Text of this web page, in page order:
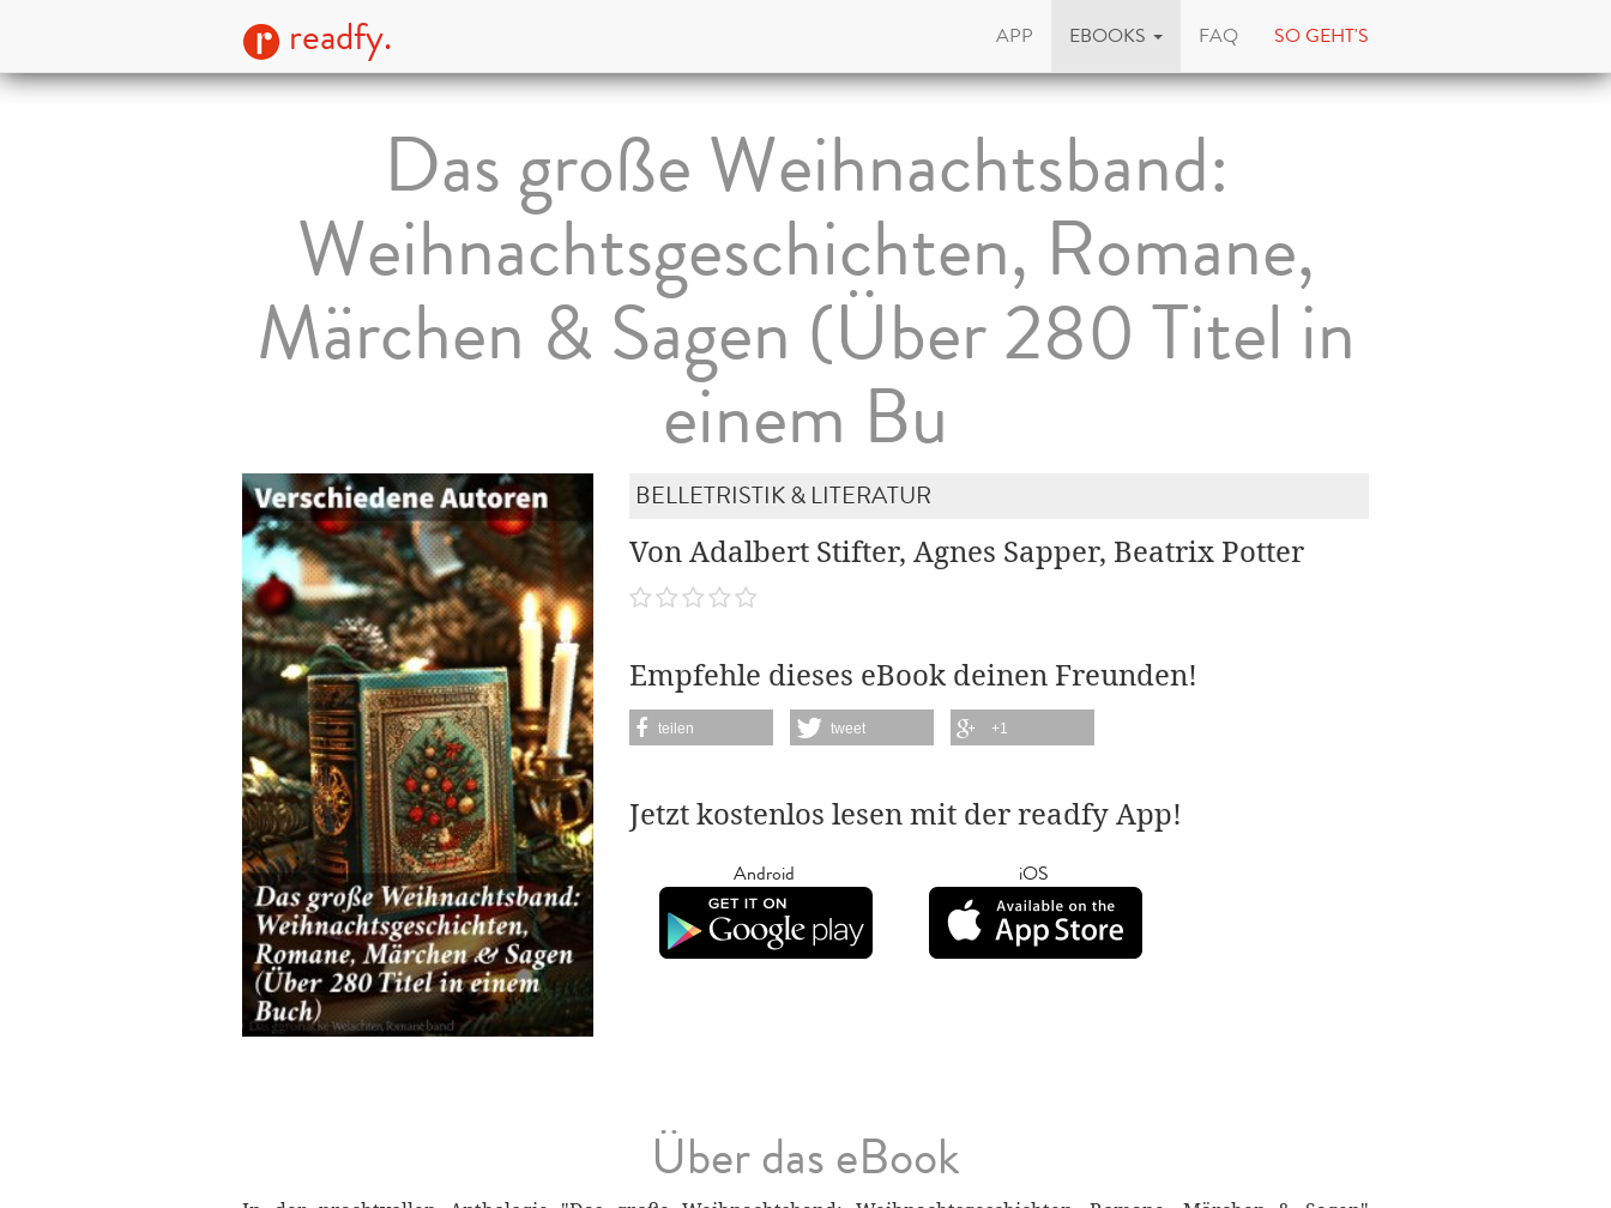
readfy. APP EBOOKS FAQ SO GEHT'S
Das große Weihnachtsband:
Weihnachtsgeschichten, Romane,
Märchen & Sagen (Über 280 Titel in
einem Bu
BELLETRISTIK & LITERATUR
Von Adalbert Stifter, Agnes Sapper, Beatrix Potter
Empfehle dieses eBook deinen Freunden!
teilen tweet +1
Jetzt kostenlos lesen mit der readfy App!
Android iOS
Über das eBook